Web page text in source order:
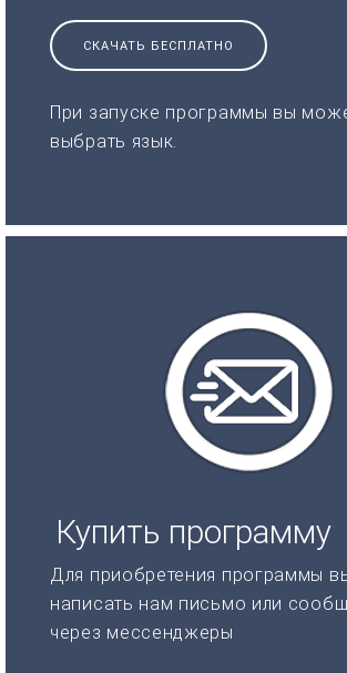
СКАЧАТЬ БЕСПЛАТНО
При запуске программы вы
выбрать язык.
Купить программу
Для приобретения программы
написать нам письмо или
через мессенджеры